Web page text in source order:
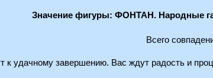
Значение фигуры: ФОНТАН. Народные
Всего
к удачному завершению. Вас ждут радость и